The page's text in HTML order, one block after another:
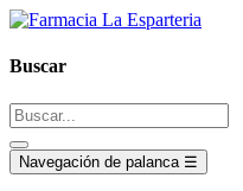
Buscar
Navegación de palanca ☰